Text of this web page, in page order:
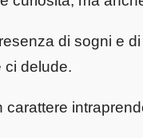
di sogni e
ci delude.
carattere